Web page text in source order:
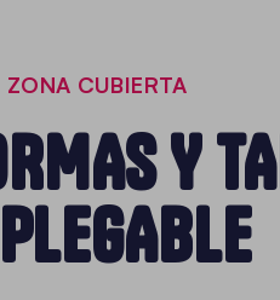
ZONA CUBIERTA
Y